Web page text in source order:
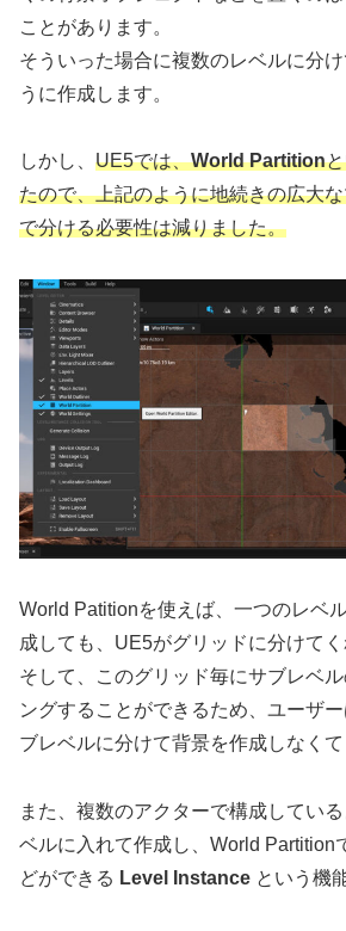
ことがあります。
そういった場合に複数のレベルに分
うに作成します。
しかし、 UE5では、World Partition
たので、上記のように地続きの広大
で分ける必要性は減りました。
World Patitionを使えば、一つのレベ
成しても、UE5がグリッドに分けてく
そして、このグリッド毎にサブレベ
ングすることができるため、ユーザ
ブレベルに分けて背景を作成しなくて
また、複数のアクターで構成してい
ベルに入れて作成し、World Partition
どができる Level Instance という機